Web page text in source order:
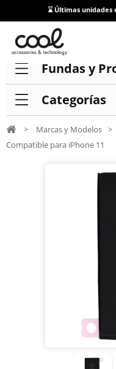
⌛ Últimas
Fundas y
Categorías
> Marcas y Modelos >
Compatible para iPhone 11